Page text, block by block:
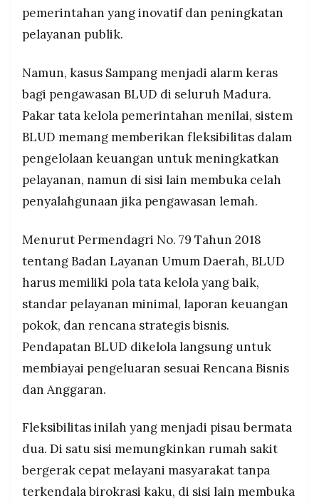
pemerintahan yang inovatif dan peningkatan
pelayanan publik.
Namun, kasus Sampang menjadi alarm keras
bagi pengawasan BLUD di seluruh Madura.
Pakar tata kelola pemerintahan menilai, sistem
BLUD memang memberikan fleksibilitas dalam
pengelolaan keuangan untuk meningkatkan
pelayanan, namun di sisi lain membuka celah
penyalahgunaan jika pengawasan lemah.
Menurut Permendagri No. 79 Tahun 2018
tentang Badan Layanan Umum Daerah, BLUD
harus memiliki pola tata kelola yang baik,
standar pelayanan minimal, laporan keuangan
pokok, dan rencana strategis bisnis.
Pendapatan BLUD dikelola langsung untuk
membiayai pengeluaran sesuai Rencana Bisnis
dan Anggaran.
Fleksibilitas inilah yang menjadi pisau bermata
dua. Di satu sisi memungkinkan rumah sakit
bergerak cepat melayani masyarakat tanpa
terkendala birokrasi kaku, di sisi lain membuka